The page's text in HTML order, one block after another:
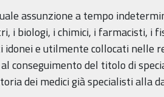
assunzione a tempo
i biologi, i chimici, i farmacisti, i
e utilmente collocati nelle
conseguimento del titolo di
dei medici già specialisti alla